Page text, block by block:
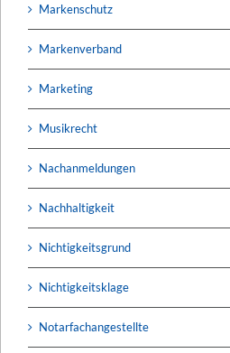
Markenschutz
Markenverband
Marketing
Musikrecht
Nachanmeldungen
Nachhaltigkeit
Nichtigkeitsgrund
Nichtigkeitsklage
Notarfachangestellte